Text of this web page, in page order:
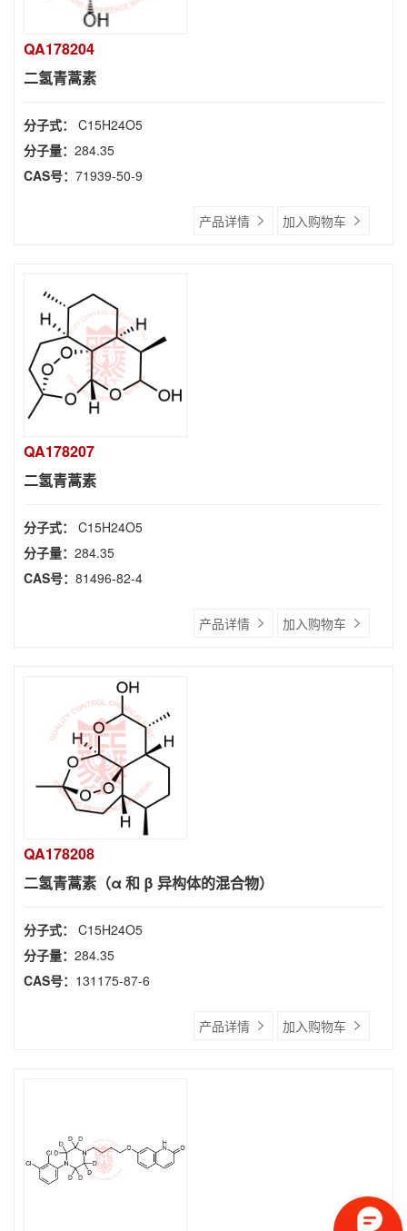
QA178204
二氢青蒿素
分子式： C15H24O5
分子量： 284.35
CAS号： 71939-50-9
产品详情 加入购物车
QA178207
二氢青蒿素
分子式： C15H24O5
分子量： 284.35
CAS号： 81496-82-4
产品详情 加入购物车
QA178208
二氢青蒿素（α 和 β 异构体的混合物）
分子式： C15H24O5
分子量： 284.35
CAS号： 131175-87-6
产品详情 加入购物车